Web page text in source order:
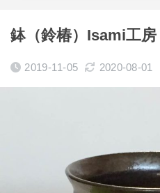
鉢（鈴椿）Isami工房
2019-11-05 2020-08-01